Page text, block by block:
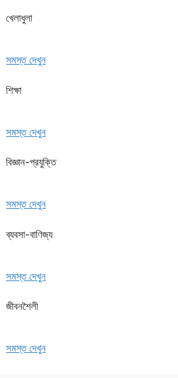
খেলাধুলা
সমস্ত দেখুন
শিক্ষা
সমস্ত দেখুন
বিজ্ঞান-প্রযুক্তি
সমস্ত দেখুন
ব্যবসা-বাণিজ্য
সমস্ত দেখুন
জীবনশৈলী
সমস্ত দেখুন